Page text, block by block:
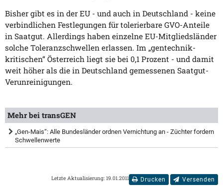
Bisher gibt es in der EU - und auch in Deutschland - keine
verbindlichen Festlegungen für tolerierbare GVO-Anteile
in Saatgut. Allerdings haben einzelne EU-Mitgliedsländer
solche Toleranzschwellen erlassen. Im „gentechnik-
kritischen“ Österreich liegt sie bei 0,1 Prozent - und damit
weit höher als die in Deutschland gemessenen Saatgut-
Verunreinigungen.
Mehr bei transGEN
„Gen-Mais“: Alle Bundesländer ordnen Vernichtung an - Züchter fordern
Schwellenwerte
Drucken Versenden
Letzte Aktualisierung: 19.01.2011